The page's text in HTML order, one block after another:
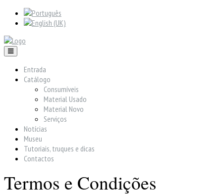
Entrada
Catálogo
Consumíveis
Material Usado
Material Novo
Serviços
Notícias
Museu
Tutoriais, truques e dicas
Contactos
Termos e Condições